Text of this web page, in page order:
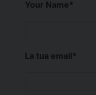
Your Name*
La tua email*